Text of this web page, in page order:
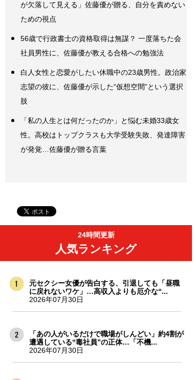
が欠落して見える」佐藤優が贈る、自分を責めない
ための視点
56歳で行政書士の資格取得は無謀？ 一度落ちた会
社員男性に、佐藤優が教える合格への勉強法
白人女性と恋愛がしたい休職中の23歳男性。政治家
志望の彼に、佐藤優が示した“仮想空間”という選択
肢
「私の人生とは何だったのか」と悩む未婚33歳女
性。高校はトップクラスも大学受験失敗、発達障害
が発覚…佐藤優が贈る言葉
24時間更新
人気ランキング
元セクシー女優が告白する、引退しても「昼職
に戻れないワケ」…高収入よりも厄介な“...
2026年07月30日
「あの人がいるだけで職場がしんどい」約4割が
遭遇している“毒社員”の正体…「不機...
2026年07月30日